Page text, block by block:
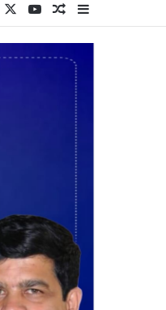
FacebookYouTubeRandom Article